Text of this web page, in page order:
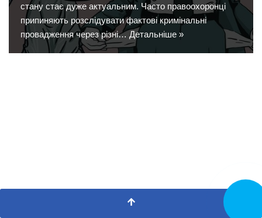
стану стає дуже актуальним. Часто правоохоронці
припиняють розслідувати фактові кримінальні
провадження через різні…Детальніше »